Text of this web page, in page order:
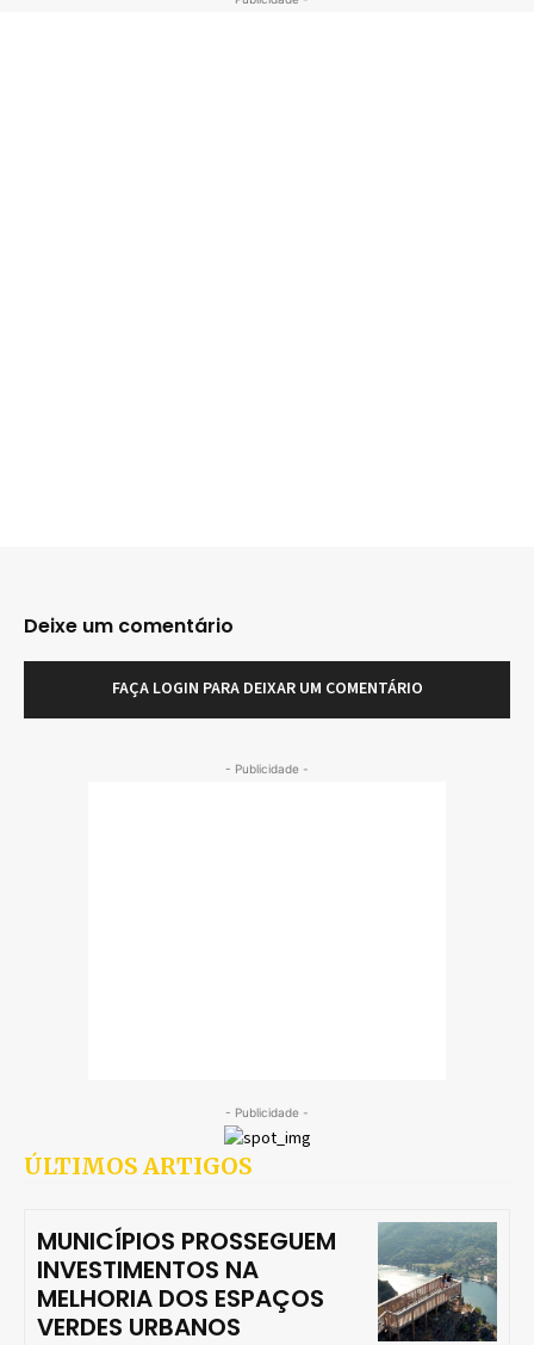
Deixe um comentário
FAÇA LOGIN PARA DEIXAR UM COMENTÁRIO
- Publicidade -
- Publicidade -
ÚLTIMOS ARTIGOS
MUNICÍPIOS PROSSEGUEM
INVESTIMENTOS NA
MELHORIA DOS ESPAÇOS
VERDES URBANOS